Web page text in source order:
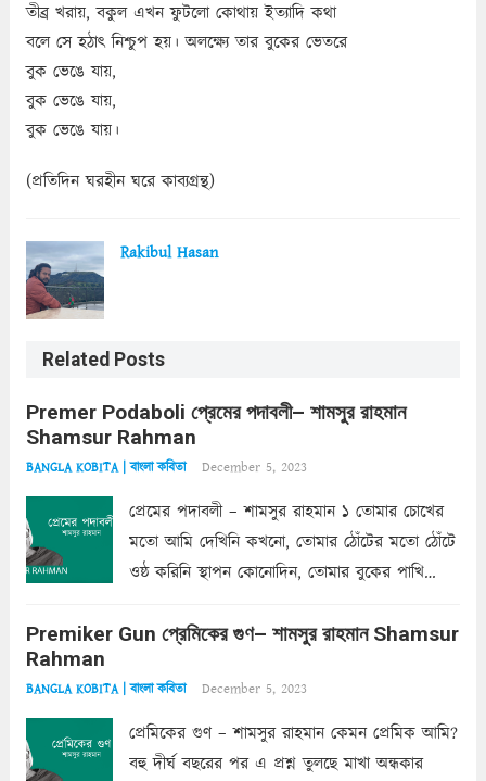
তীব্র খরায়, বকুল এখন ফুটলো কোথায় ইত্যাদি কথা
বলে সে হঠাৎ নিশ্চুপ হয়। অলক্ষ্যে তার বুকের ভেতরে
বুক ভেঙে যায়,
বুক ভেঙে যায়,
বুক ভেঙে যায়।
(প্রতিদিন ঘরহীন ঘরে কাব্যগ্রন্থ)
Rakibul Hasan
Related Posts
Premer Podaboli প্রেমের পদাবলী– শামসুর রাহমান
Shamsur Rahman
BANGLA KOBITA | বাংলা কবিতা December 5, 2023
প্রেমের পদাবলী – শামসুর রাহমান ১ তোমার চোখের
মতো আমি দেখিনি কখনো, তোমার ঠোঁটের মতো ঠোঁটে
ওষ্ঠ করিনি স্থাপন কোনোদিন, তোমার বুকের পাখি
কোথাও কি এরকম ছায়া দেয় ক্লান্তির প্রহরে? মুছে
Premiker Gun প্রেমিকের গুণ– শামসুর রাহমান Shamsur
Rahman
BANGLA KOBITA | বাংলা কবিতা December 5, 2023
প্রেমিকের গুণ – শামসুর রাহমান কেমন প্রেমিক আমি?
বহু দীর্ঘ বছরের পর এ প্রশ্ন তুলছে মাখা অন্ধকার